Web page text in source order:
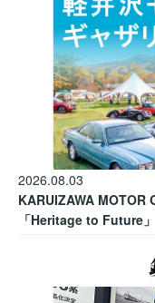
2026.08.03
KARUIZAWA MOTOR
「Heritage to Future」